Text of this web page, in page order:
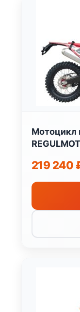
Мотоцикл
219 240